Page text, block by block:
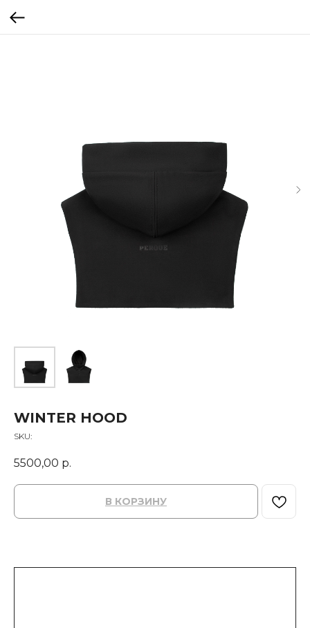
WINTER HOOD
SKU:
5500,00 р.
В КОРЗИНУ